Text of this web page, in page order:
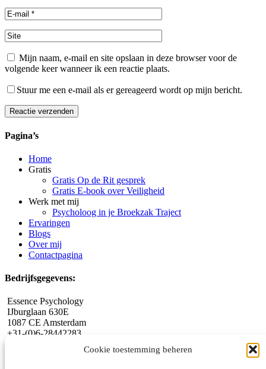
Cookie toestemming beheren
Mijn naam, e-mail en site opslaan in deze browser voor de
volgende keer wanneer ik een reactie plaats.
Stuur me een e-mail als er gereageerd wordt op mijn bericht.
Reactie verzenden
Alternative:
Pagina’s
Home
Gratis
Gratis Op de Rit gesprek
Gratis E-book over Veiligheid
Werk met mij
Psycholoog in je Broekzak Traject
Ervaringen
Blogs
Over mij
Contactpagina
Bedrijfsgegevens:
Essence Psychology
IJburglaan 630E
1087 CE Amsterdam
+31-(0)6-28442283
www.essencepsychology.nl